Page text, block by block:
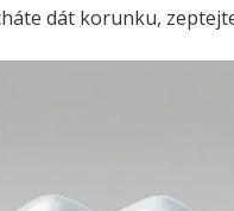
dát korunku,